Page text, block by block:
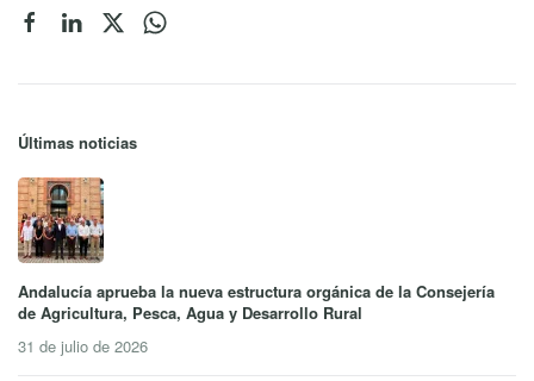
Últimas noticias
Andalucía aprueba la nueva estructura orgánica de la Consejería
de Agricultura, Pesca, Agua y Desarrollo Rural
31 de julio de 2026